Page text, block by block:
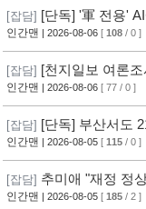
[잡담] [단독] '軍 전용'
치적 사안이라 답변 제
인간맨 | 2026-08-06 [ 108 / 0 ]
[잡담] [천지일보 여론조
개 필요”
인간맨 | 2026-08-06 [ 77 / 0 ]
[잡담] [단독] 부산서도
인간맨 | 2026-08-05 [ 115 / 0 ]
[잡담] 추미애 "재정 정
선언
인간맨 | 2026-08-05 [ 185 / 2 ]